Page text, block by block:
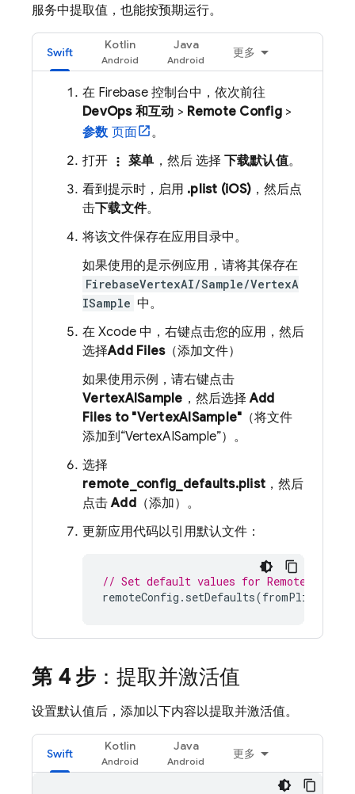
服务中提取值，也能按预期运行。
Swift
Kotlin Java
更多
在 Firebase 控制台中，依次前往
DevOps 和互动 > Remote Config>
参数页面
。
打开
more_vert 菜单 ，然后 选择 下载默认值。
看到提示时，启用 .plist (iOS) ，然后点
击下载文件。
将该文件保存在应用目录中。
如果使用的是示例应用，请将其保存在
FirebaseVertexAI/Sample/VertexA
ISample 中。
在 Xcode 中，右键点击您的应用，然后
选择Add Files（添加文件）
如果使用示例，请右键点击
VertexAISample ，然后选择Add
Files to "VertexAISample" （将文件
添加到“VertexAISample”）。
选择
remote_config_defaults.plist ，然后
点击Add（添加）。
更新应用代码以引用默认文件：
// Set default values for Remote Config
remoteConfig . setDefaults(fromPlist
第 4 步 ：提取并激活值
设置默认值后，添加以下内容以提取并激活值。
Swift
Kotlin Java
更多